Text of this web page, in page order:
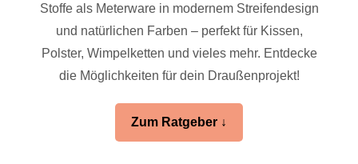
Stoffe als Meterware in modernem Streifendesign
und natürlichen Farben – perfekt für Kissen,
Polster, Wimpelketten und vieles mehr. Entdecke
die Möglichkeiten für dein Draußenprojekt!
Zum Ratgeber ↓